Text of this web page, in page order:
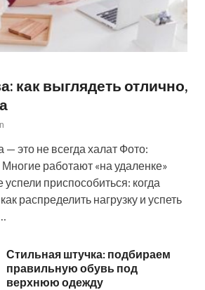
как выглядеть отлично,
это не всегда халат Фото:
работают «на удаленке»
успели приспособиться: когда
распределить нагрузку и успеть
Стильная штучка: подбираем
правильную обувь под
верхнюю одежду